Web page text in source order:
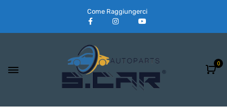
Come Raggiungerci
0